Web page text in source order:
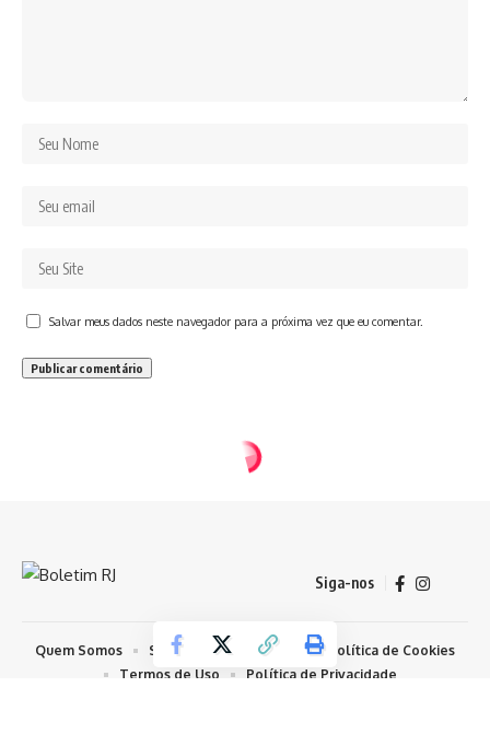
Salvar meus dados neste navegador para a próxima vez que eu comentar.
Siga-nos
Quem Somos Sobre Nosso Conteúdo
Política de Cookies
Termos de Uso
Política de Privacidade